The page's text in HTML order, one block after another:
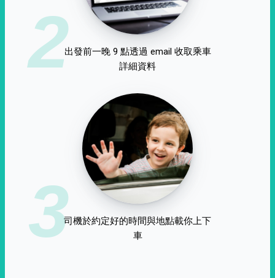
2出發前一晚 9 點透過 email 收取乘車
詳細資料
3司機於約定好的時間與地點載你上下
車